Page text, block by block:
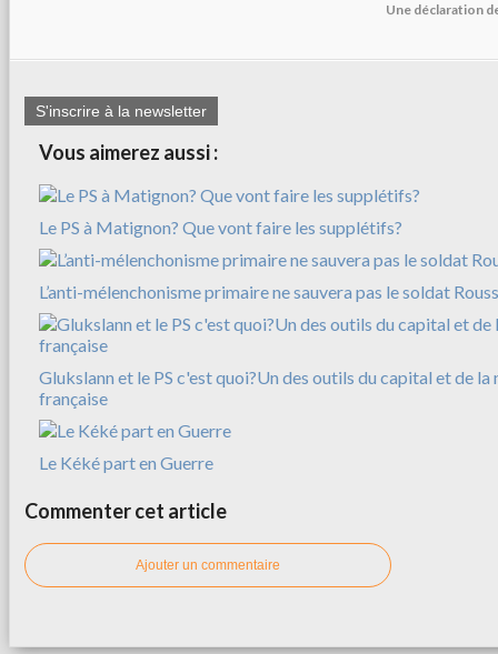
Une déclaration
S'inscrire à la newsletter
Vous aimerez aussi :
Le PS à Matignon? Que vont faire les supplétifs?
L’anti-mélenchonisme primaire ne sauvera pas le soldat
Glukslann et le PS c'est quoi?Un des outils du capital et de
française
Le Kéké part en Guerre
Commenter cet article
Ajouter un commentaire